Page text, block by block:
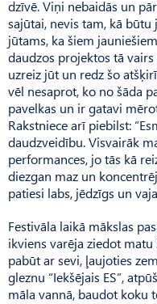
dzīvē. Viņi nebaidās un
sajūtai, nevis tam, kā
jūtams, ka šiem
daudzos projektos tā
uzreiz jūt un redz šo
vēl nesaprot, ko no šāda
pavelkas un ir gatavi
Rakstniece arī piebilst:
daudzveidību. Visvairāk
performances, jo tās kā
diezgan maz un
patiesi labs, jēdzīgs un
Festivāla laikā mākslas
ikviens varēja ziedot
pabūt ar sevi, ļaujoties
gleznu “Iek­šējais ES”,
māla vannā, baudot koku